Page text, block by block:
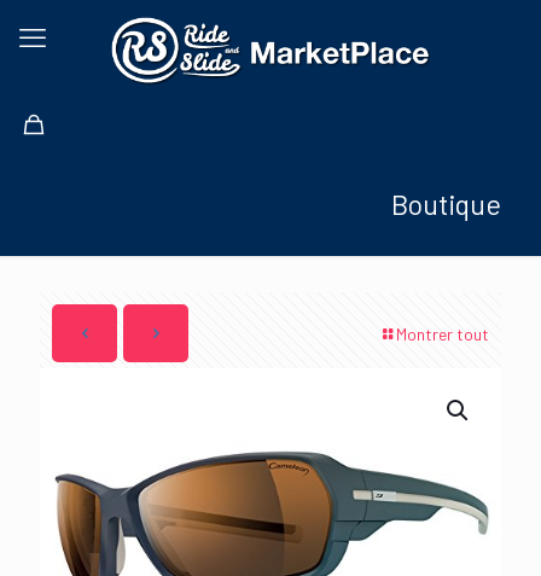
Boutique
Montrer tout